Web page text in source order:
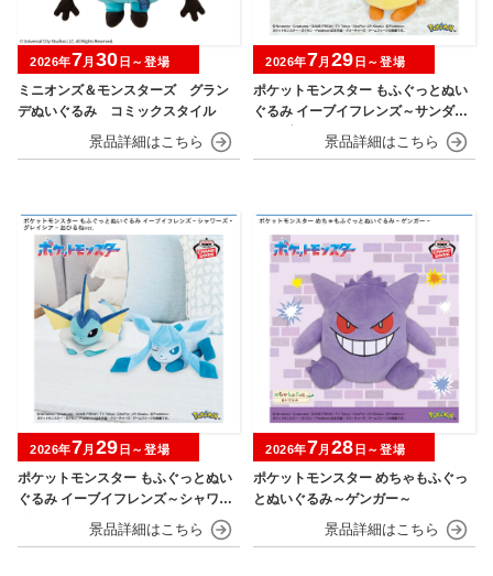
ミニオンズ＆モンスターズ グラン
デぬいぐるみ コミックスタイル
2026年7月 30 日～登場
ポケットモンスター もふぐっとぬい
ぐるみ イーブイフレンズ～サンダー
ス・ブースター～おひるねver.
2026年7月 29 日～登場
ポケットモンスター もふぐっとぬい
ぐるみ イーブイフレンズ～シャワー
ズ・グレイシア～おひるねver.
2026年7月 29 日～登場
ポケットモンスター めちゃもふぐっ
とぬいぐるみ～ゲンガー～
2026年7月 28 日～登場